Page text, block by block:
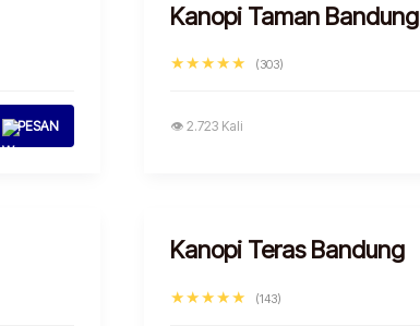
PESAN
Kanopi Taman Bandung
★★★★★ (303)
👁 2.723 Kali
Kanopi Teras Bandung
★★★★★ (143)